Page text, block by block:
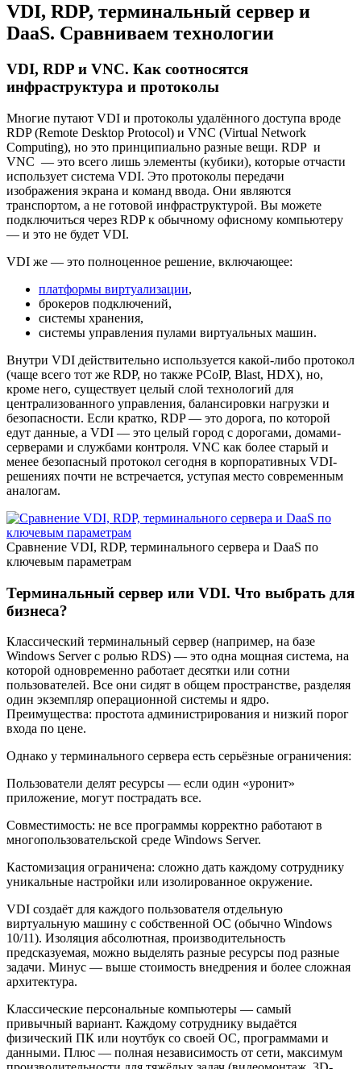
VDI, RDP, терминальный сервер и
DaaS. Сравниваем технологии
VDI, RDP и VNC. Как соотносятся
инфраструктура и протоколы
Многие путают VDI и протоколы удалённого доступа вроде
RDP (Remote Desktop Protocol) и VNC (Virtual Network
Computing), но это принципиально разные вещи. RDP и
VNC — это всего лишь элементы (кубики), которые отчасти
использует система VDI. Это протоколы передачи
изображения экрана и команд ввода. Они являются
транспортом, а не готовой инфраструктурой. Вы можете
подключиться через RDP к обычному офисному компьютеру
— и это не будет VDI.
VDI же — это полноценное решение, включающее:
платформы виртуализации,
брокеров подключений,
системы хранения,
системы управления пулами виртуальных машин.
Внутри VDI действительно используется какой-либо протокол
(чаще всего тот же RDP, но также PCoIP, Blast, HDX), но,
кроме него, существует целый слой технологий для
централизованного управления, балансировки нагрузки и
безопасности. Если кратко, RDP — это дорога, по которой
едут данные, а VDI — это целый город с дорогами, домами-
серверами и службами контроля. VNC как более старый и
менее безопасный протокол сегодня в корпоративных VDI-
решениях почти не встречается, уступая место современным
аналогам.
Сравнение VDI, RDP, терминального сервера и DaaS по
ключевым параметрам
Терминальный сервер или VDI. Что выбрать для
бизнеса?
Классический терминальный сервер (например, на базе
Windows Server с ролью RDS) — это одна мощная система, на
которой одновременно работает десятки или сотни
пользователей. Все они сидят в общем пространстве, разделяя
один экземпляр операционной системы и ядро.
Преимущества: простота администрирования и низкий порог
входа по цене.
Однако у терминального сервера есть серьёзные ограничения:
Пользователи делят ресурсы — если один «уронит»
приложение, могут пострадать все.
Совместимость: не все программы корректно работают в
многопользовательской среде Windows Server.
Кастомизация ограничена: сложно дать каждому сотруднику
уникальные настройки или изолированное окружение.
VDI создаёт для каждого пользователя отдельную
виртуальную машину с собственной ОС (обычно Windows
10/11). Изоляция абсолютная, производительность
предсказуемая, можно выделять разные ресурсы под разные
задачи. Минус — выше стоимость внедрения и более сложная
архитектура.
Классические персональные компьютеры — самый
привычный вариант. Каждому сотруднику выдаётся
физический ПК или ноутбук со своей ОС, программами и
данными. Плюс — полная независимость от сети, максимум